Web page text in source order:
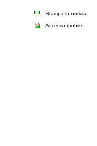
Stampa la notizia
Accesso mobile